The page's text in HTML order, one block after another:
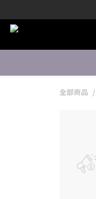
全部商品